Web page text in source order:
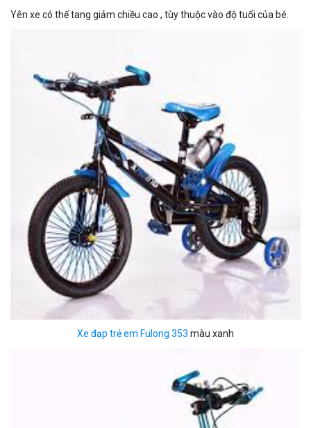
Yên xe có thể tang giảm chiều cao , tùy thuộc vào độ tuổi của bé.
Xe đạp trẻ em Fulong 353 màu xanh